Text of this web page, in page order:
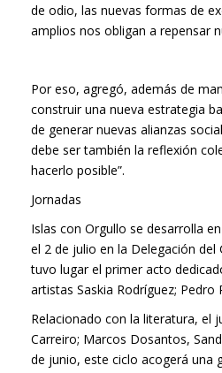
de odio, las nuevas formas de
amplios nos obligan a repensar
Por eso, agregó, además de
construir una nueva estrategia
de generar nuevas alianzas
debe ser también la reflexión
hacerlo posible”.
Jornadas
Islas con Orgullo se desarrolla
el 2 de julio en la Delegación
tuvo lugar el primer acto
artistas Saskia Rodríguez; Pedro
Relacionado con la literatura, el
Carreiro; Marcos Dosantos,
de junio, este ciclo acogerá una